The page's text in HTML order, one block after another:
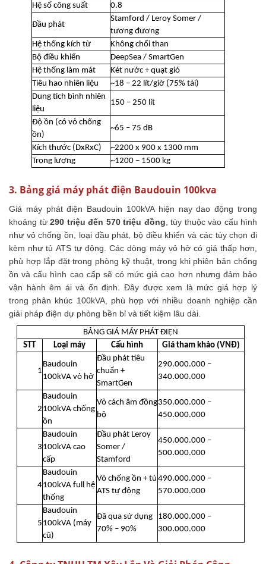
Hệ số công suất
0.8
Đầu phát
Stamford / Leroy Somer /
tương đương
Hệ thống kích từ
Không chổi than
Bộ điều khiển
DeepSea / SmartGen
Hệ thống làm mát
Két nước + quạt gió
Tiêu hao nhiên liệu
~18 – 22 lít/giờ (75% tải)
Dung tích bình nhiên
liệu
150 – 250 lít
Độ ồn (có vỏ chống
ồn)
~65 – 75 dB
Kích thước (DxRxC)
~2200 x 900 x 1300 mm
Trọng lượng
~1200 – 1500 kg
3. Bảng giá máy phát điện Baudouin 100kva
Giá máy phát điện Baudouin 100kVA hiện nay dao động trong
khoảng từ 290 triệu đến 570 triệu đồng , tùy thuộc vào cấu hình
như vỏ chống ồn, loại đầu phát, bộ điều khiển và các tùy chọn đi
kèm như tủ ATS tự động. Các dòng máy vỏ hở có giá thấp hơn,
phù hợp lắp đặt trong phòng kỹ thuật, trong khi phiên bản chống
ồn và cấu hình cao cấp sẽ có mức giá cao hơn nhưng đảm bảo
vận hành êm ái và ổn định. Đây được xem là mức giá hợp lý
trong phân khúc 100kVA, phù hợp với nhiều doanh nghiệp cần
giải pháp điện dự phòng bền bỉ và tiết kiệm lâu dài.
BẢNG GIÁ MÁY PHÁT ĐIỆN
STT
Loại máy Cấu hình Giá tham khảo (VNĐ)
1
Baudouin
100kVA vỏ hở
Đầu phát tiêu
chuẩn +
SmartGen
290.000.000 –
340.000.000
2
Baudouin
100kVA chống
ồn
Vỏ cách âm đồng
bộ
350.000.000 –
450.000.000
3
Baudouin
100kVA cao
cấp
Đầu phát Leroy
Somer /
Stamford
450.000.000 –
500.000.000
4
Baudouin
100kVA full hệ
thống
Vỏ chống ồn + tủ
ATS tự động
490.000.000 –
570.000.000
5
Baudouin
100kVA (máy
cũ)
Đã qua sử dụng
70% – 90%
180.000.000 –
300.000.000